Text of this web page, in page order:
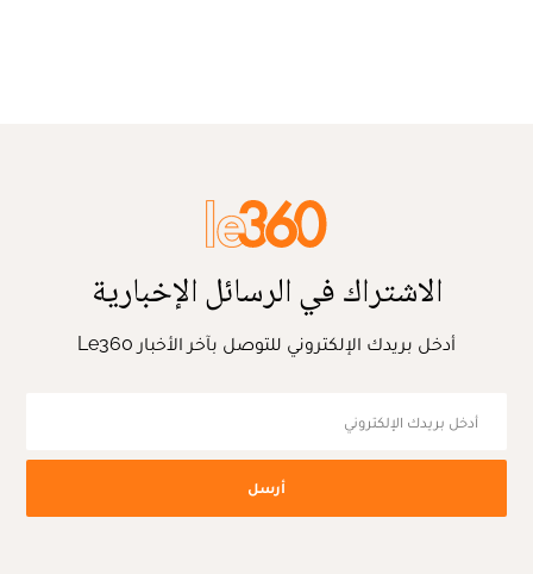
الاشتراك في الرسائل الإخبارية
أدخل بريدك الإلكتروني للتوصل بآخر الأخبار Le360
أرسل